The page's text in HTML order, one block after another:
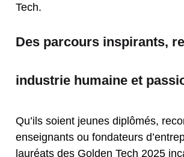
Tech.
Des parcours inspirants,
industrie humaine et
Qu’ils soient jeunes diplômés,
enseignants ou fondateurs
lauréats des Golden Tech 2025